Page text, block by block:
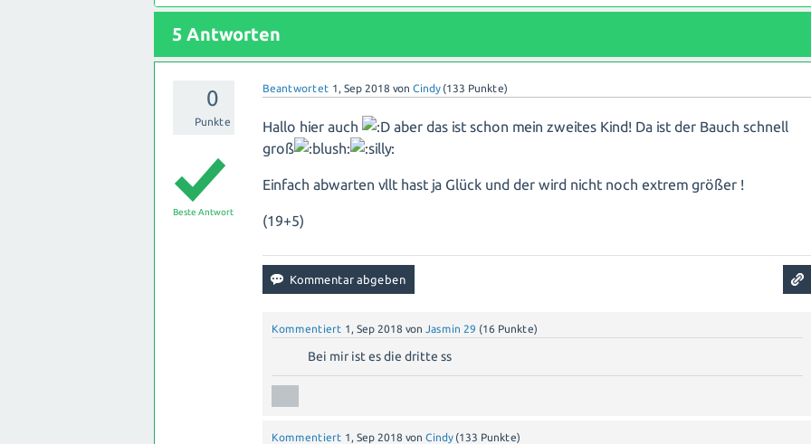
Es kann auch sein, dass sich dein Körper einfach schneller anpasst und dein Bauch dadurch früher
wächst. Solange du dich gesund fühlst und keine Schmerzen oder Komplikationen hast, musst du dir
Wenn du dir dennoch unsicher bist oder Fragen hast, solltest du dich an deine Frauenärztin/deinen
Frauenarzt wenden. Sie/Er kann dich individuell beraten und eventuelle Bedenken ausräumen.
Genieße deine Schwangerschaft und mach dir keine Gedanken über die Größe deines Bauchs - jeder
Körper ist einzigartig!
5 Antworten
0
Punkte
Beantwortet 1, Sep 2018 von Cindy (133 Punkte)
Beste Antwort
Hallo hier auch
aber das ist schon mein zweites Kind! Da ist der Bauch schnell
groß
Einfach abwarten vllt hast ja Glück und der wird nicht noch extrem größer !
(19+5)
Kommentiert 1, Sep 2018 von Jasmin 29 (16 Punkte)
Bei mir ist es die dritte ss
Kommentiert 1, Sep 2018 von Cindy (133 Punkte)